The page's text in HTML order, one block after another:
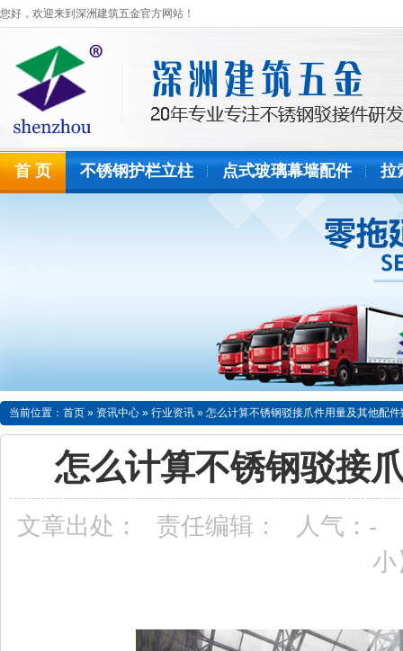
您好，欢迎来到深洲建筑五金官方网站！
首 页 不锈钢护栏立柱 点式玻璃幕墙配件 拉
当前位置： 首页 » 资讯中心 » 行业资讯 » 怎么计算不锈钢驳接爪件用量及其他配件
怎么计算不锈钢驳接
文章出处： 责任编辑： 人气： -
小